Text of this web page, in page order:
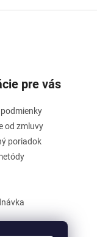
pre vás
od zmluvy
poriadok